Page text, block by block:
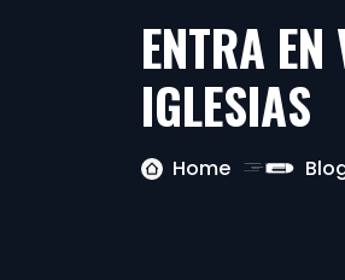
ENTRA
IGLESIAS
Home